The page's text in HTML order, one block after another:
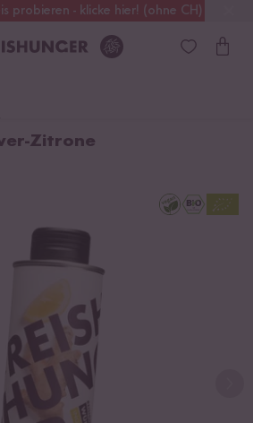
probieren - klicke hier! (ohne CH)
Alle Zölle & Steuern inklusive
Zitrone